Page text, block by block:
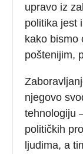
upravo iz
politika jest
kako bismo
poštenijim,
njegovo
tehnologiju
političkih
ljudima, a